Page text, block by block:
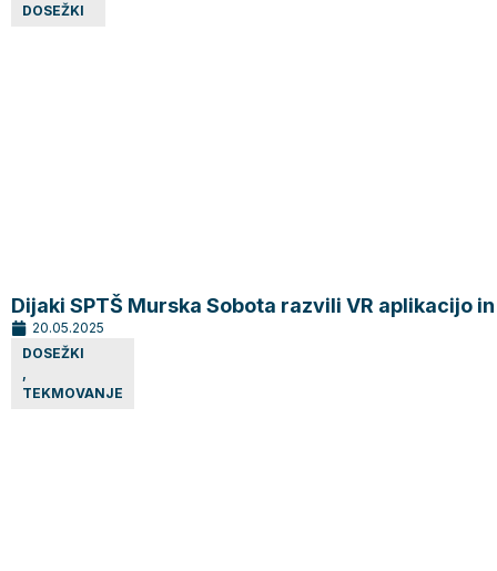
DOSEŽKI
Dijaki SPTŠ Murska Sobota razvili VR aplikacijo
20.05.2025
DOSEŽKI
,
TEKMOVANJE